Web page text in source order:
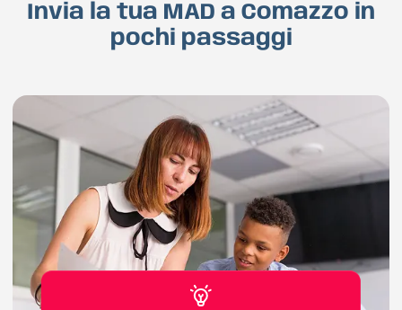
Invia la tua MAD a Comazzo in
pochi passaggi